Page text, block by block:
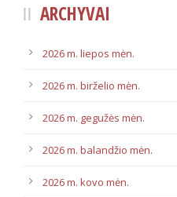
ARCHYVAI
2026 m. liepos mėn.
2026 m. birželio mėn.
2026 m. gegužės mėn.
2026 m. balandžio mėn.
2026 m. kovo mėn.